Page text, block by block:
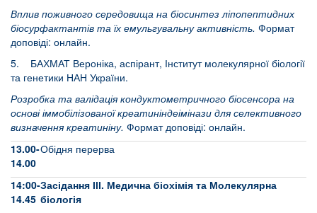
Вплив поживного середовища на біосинтез ліпопептидних
біосурфактантів та їх емульгувальну активність. Формат
доповіді: онлайн.
5. БАХМАТ Вероніка, аспірант, Інститут молекулярної біології
та генетики НАН України.
Розробка та валідація кондуктометричного біосенсора на
основі іммобілізованої креатиніндеімінази для селективного
визначення креатиніну. Формат доповіді: онлайн.
13.00-
14.00
Обідня перерва
14:00-
14.45
Засідання ІІІ. Медична біохімія та Молекулярна
біологія